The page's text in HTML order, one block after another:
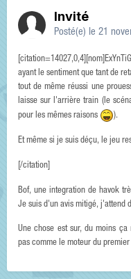
Invité
Posté(e) le 21
ayant le sentiment que tant de
tout de même réussi une
laisse sur l'arrière train (le
pour les mêmes raisons
).
Et même si je suis déçu, le jeu
[/citation]
Bof, une integration de havok
Je suis d'un avis mitigé, j'attend
Une chose est sur, du moins
pas comme le moteur du premier